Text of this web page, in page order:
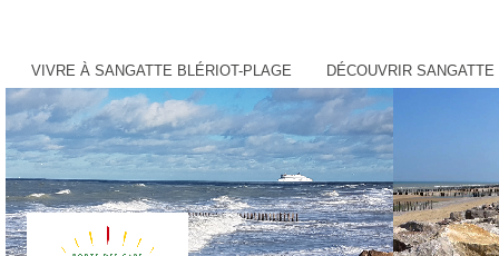
VIVRE À SANGATTE BLÉRIOT-PLAGE DÉCOUVRIR